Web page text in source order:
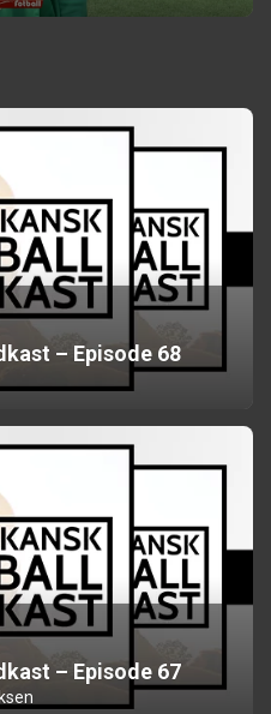
– Episode 68
– Episode 67